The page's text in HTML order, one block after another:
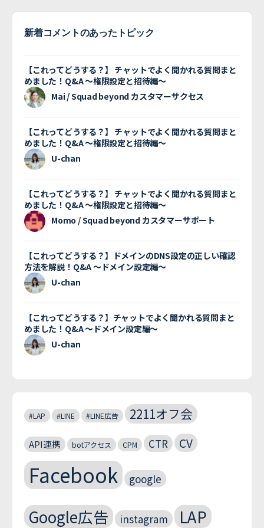
新着コメントのあったトピック
【これってどうする？】 チャットでよく聞かれる質問まと
めました！Q&A 〜権限設定と招待編〜
Mai / Squad beyond カスタマーサクセス
【これってどうする？】 チャットでよく聞かれる質問まと
めました！Q&A 〜権限設定と招待編〜
U-chan
【これってどうする？】 チャットでよく聞かれる質問まと
めました！Q&A 〜権限設定と招待編〜
Momo / Squad beyond カスタマーサポート
【これってどうする？】ドメインのDNS設定の正しい確認
方法を解説！Q&A 〜ドメイン設定編〜
U-chan
【これってどうする？】チャットでよく聞かれる質問まと
めました！Q&A 〜ドメイン設定編〜
U-chan
#LAP #LINE #LINE広告 2211オフ会
API連携 botアクセス CPM CTR CV
Facebook google
Google広告 instagram LAP